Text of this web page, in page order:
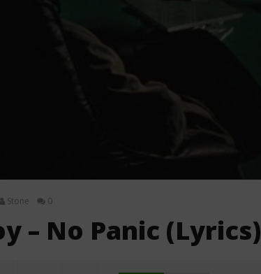
Stone 0
– No Panic (Lyrics)